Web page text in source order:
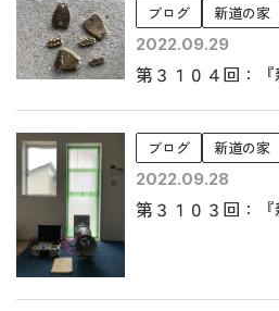
ブログ
新道の家
2022.09.29
第３１０４回：
ブログ
新道の家
2022.09.28
第３１０３回：